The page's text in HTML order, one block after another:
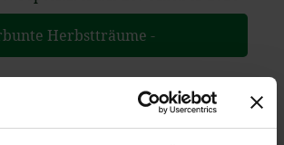
Herbstträume -
Berger